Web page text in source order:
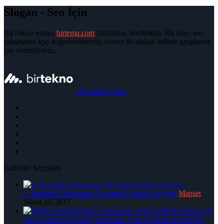
Slogan - Seo İçin
BirTekno teması birtema.com tarafından üretilmiştir. Bu alanı seo
çalışmanız için değerlendirebilir, siteniz ile alakalı kelime gruplarına
yer verebilirsiniz.
| Premium Tema
Editörün Seçtikleri
5. İstanbul Uluslararası Uçurtma Festivali başlıyor Manşet
Nisan 25, 2017
2019 Astroloji & Burç Yorumları: Yeni Yıl Neler Getiriyor?